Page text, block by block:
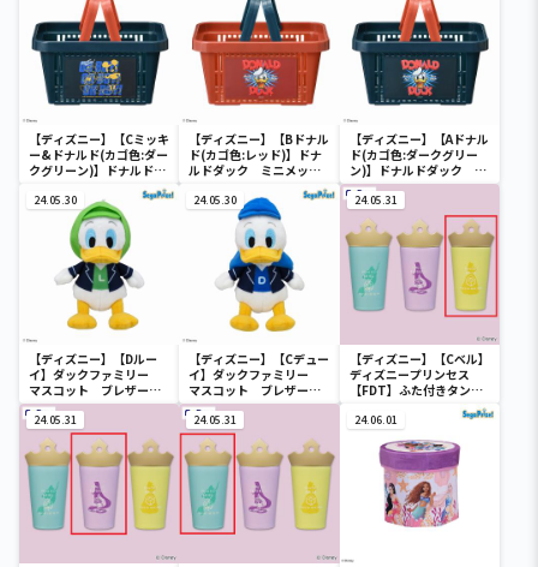
【ディズニー】【Cミッキ
ー&ドナルド(カゴ色:ダー
クグリーン)】ドナルドダ
ック ミニメッシュカゴ
【ディズニー】【Bドナル
ド(カゴ色:レッド)】ドナ
ルドダック ミニメッシ
【ディズニー】【Aドナル
ド(カゴ色:ダークグリー
ン)】ドナルドダック ミ
ニメッシュカゴ
24.05.30
【ディズニー】【Dルー
イ】ダックファミリー
マスコット ブレザーコ
スチューム
24.05.30
【ディズニー】【Cデュー
イ】ダックファミリー
マスコット ブレザーコ
スチューム
24.05.31
【ディズニー】【Cベル】
ディズニープリンセス
【FDT】ふた付きタンブ
24.05.31 24.05.31 24.06.01